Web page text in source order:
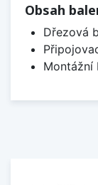
Obsah
Dřezová
Montážní